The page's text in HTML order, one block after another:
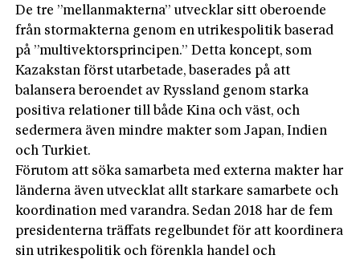
De tre ”mellanmakterna” utvecklar sitt oberoende
från stormakterna genom en utrikespolitik baserad
på ”multivektorsprincipen.” Detta koncept, som
Kazakstan först utarbetade, baserades på att
balansera beroendet av Ryssland genom starka
positiva relationer till både Kina och väst, och
sedermera även mindre makter som Japan, Indien
och Turkiet.
Förutom att söka samarbeta med externa makter har
länderna även utvecklat allt starkare samarbete och
koordination med varandra. Sedan 2018 har de fem
presidenterna träffats regelbundet för att koordinera
sin utrikespolitik och förenkla handel och